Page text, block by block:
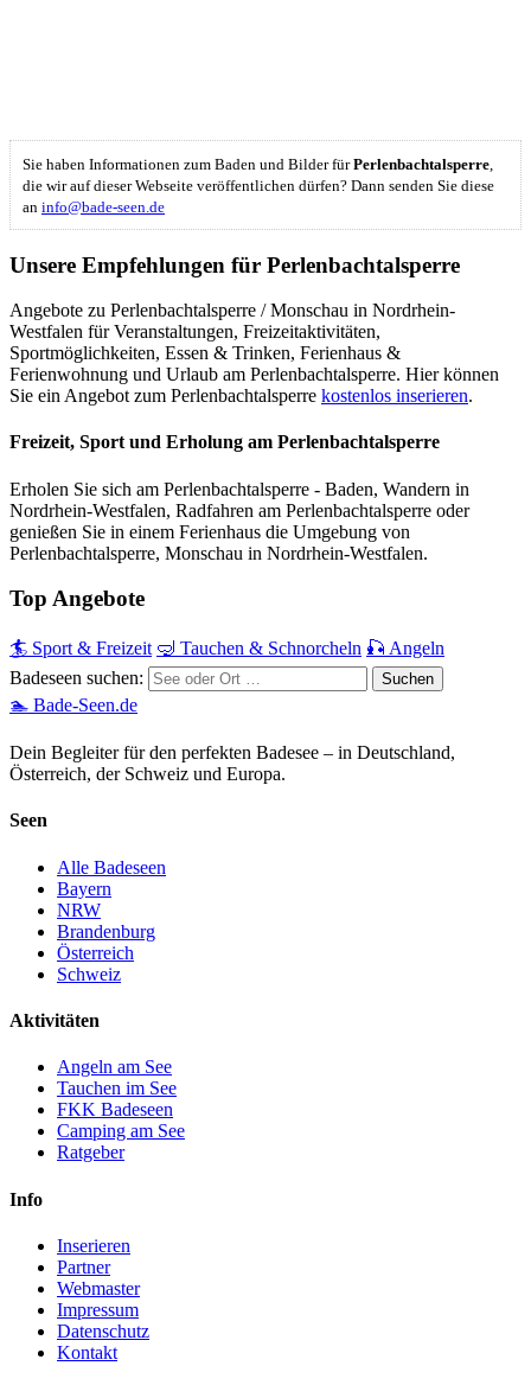
Sie haben Informationen zum Baden und Bilder fürPerlenbachtalsperre
die wir auf dieser Webseite veröffentlichen dürfen? Dann senden Sie diese
an info@bade-seen.de
Unsere Empfehlungen für Perlenbachtalsperre
Angebote zu Perlenbachtalsperre / Monschau in Nordrhein-
Westfalen für Veranstaltungen, Freizeitaktivitäten,
Sportmöglichkeiten, Essen & Trinken, Ferienhaus &
Ferienwohnung und Urlaub am Perlenbachtalsperre. Hier können
Sie ein Angebot zum Perlenbachtalsperre kostenlos inserieren.
Freizeit, Sport und Erholung am Perlenbachtalsperre
Erholen Sie sich am Perlenbachtalsperre - Baden, Wandern in
Nordrhein-Westfalen, Radfahren am Perlenbachtalsperre oder
genießen Sie in einem Ferienhaus die Umgebung von
Perlenbachtalsperre, Monschau in Nordrhein-Westfalen.
Top Angebote
🏄 Sport & Freizeit 🤿 Tauchen & Schnorcheln 🎣 Angeln
Badeseen suchen:
🏊 Bade-Seen.de
Dein Begleiter für den perfekten Badesee – in Deutschland,
Österreich, der Schweiz und Europa.
Seen
Alle Badeseen
Bayern
NRW
Brandenburg
Österreich
Schweiz
Aktivitäten
Angeln am See
Tauchen im See
FKK Badeseen
Camping am See
Ratgeber
Info
Inserieren
Partner
Webmaster
Impressum
Datenschutz
Kontakt